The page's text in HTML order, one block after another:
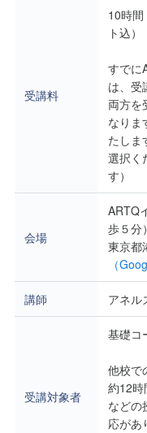
受講料
10時
ト込）
すでに
は、受
両方を
なりま
たしま
選択く
す）
会場
ARTQ
歩５分）
東京
（
講師 アネル
受講対象者
基礎コ
他校で
約12時
などの
応があ